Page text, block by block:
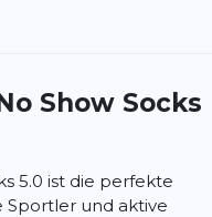
Show Socks
5.0 ist die perfekte
Sportler und aktive